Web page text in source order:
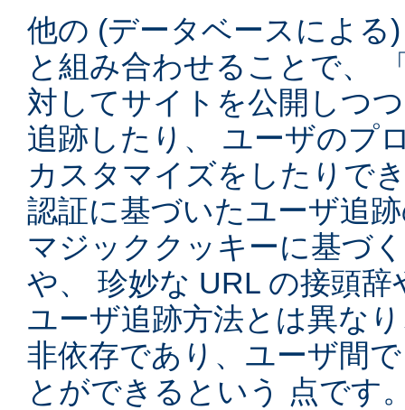
他の (データベースによる
と組み合わせることで、
対してサイトを公開しつ
追跡したり、 ユーザのプ
カスタマイズをしたりで
認証に基づいたユーザ追
マジッククッキーに基づ
や、 珍妙な URL の接頭
ユーザ追跡方法とは異な
非依存であり、ユーザ間
とができるという 点です